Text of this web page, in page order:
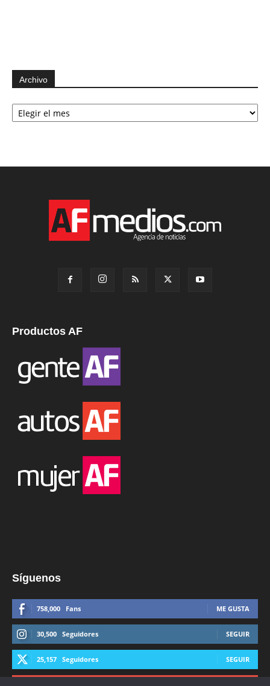
Archivo
Archivo
Productos AF
Síguenos
758,000 Fans ME GUSTA
30,500 Seguidores SEGUIR
25,157 Seguidores SEGUIR